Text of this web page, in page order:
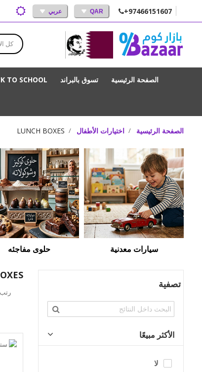
+97466151607
QAR عربي
كل
الصفحة الرئيسية تسوق بالبراند TO SCHOOL
الصفحة الرئيسية اختيارات الأطفال LUNCH BOXES
سيارات معدنية حلوى مفاجئه
تصفية
الأكثر مبيعًا
لا